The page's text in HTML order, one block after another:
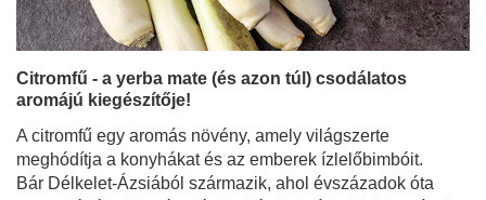
Citromfű - a yerba mate (és azon túl) csodálatos
aromájú kiegészítője!
A citromfű egy aromás növény, amely világszerte
meghódítja a konyhákat és az emberek ízlelőbimbóit.
Bár Délkelet-Ázsiából származik, ahol évszázadok óta